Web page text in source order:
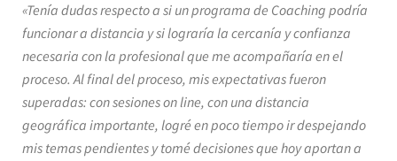
«Tenía dudas respecto a si un programa de Coaching podría
funcionar a distancia y si lograría la cercanía y confianza
necesaria con la profesional que me acompañaría en el
proceso. Al final del proceso, mis expectativas fueron
superadas: con sesiones on line, con una distancia
geográfica importante, logré en poco tiempo ir despejando
mis temas pendientes y tomé decisiones que hoy aportan a